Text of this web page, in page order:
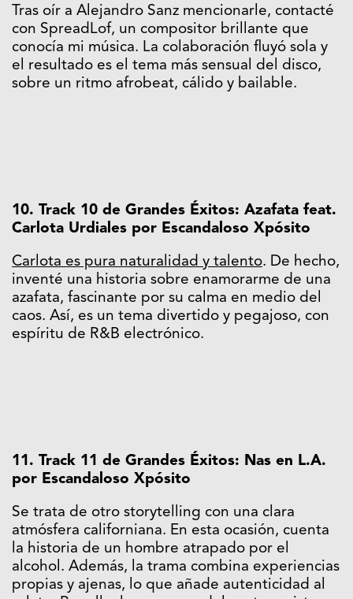
Tras oír a Alejandro Sanz mencionarle, contacté
con SpreadLof, un compositor brillante que
conocía mi música. La colaboración fluyó sola y
el resultado es el tema más sensual del disco,
sobre un ritmo afrobeat, cálido y bailable.
10. Track 10 de Grandes Éxitos: Azafata feat.
Carlota Urdiales por Escandaloso Xpósito
Carlota es pura naturalidad y talento. De hecho,
inventé una historia sobre enamorarme de una
azafata, fascinante por su calma en medio del
caos. Así, es un tema divertido y pegajoso, con
espíritu de R&B electrónico.
11. Track 11 de Grandes Éxitos: Nas en L.A.
por Escandaloso Xpósito
Se trata de otro storytelling con una clara
atmósfera californiana. En esta ocasión, cuenta
la historia de un hombre atrapado por el
alcohol. Además, la trama combina experiencias
propias y ajenas, lo que añade autenticidad al